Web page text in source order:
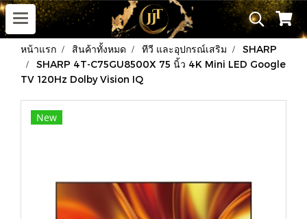
หน้าแรก สินค้าทั้งหมด ทีวี และอุปกรณ์เสริม
SHARP
SHARP 4T-C75GU8500X 75 นิ้ว 4K Mini LED Google
TV 120Hz Dolby Vision IQ
New